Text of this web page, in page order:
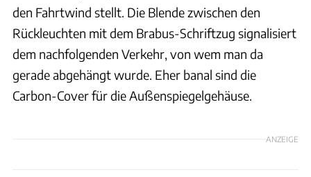
den Fahrtwind stellt. Die Blende zwischen den
Rückleuchten mit dem Brabus-Schriftzug signalisiert
dem nachfolgenden Verkehr, von wem man da
gerade abgehängt wurde. Eher banal sind die
Carbon-Cover für die Außenspiegelgehäuse.
ANZEIGE